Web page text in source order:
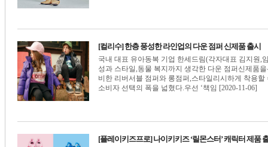
[컬리수] 한층 풍성한 라인업의 다운 점퍼 신제품 출시
국내 대표 유아동복 기업 한세드림(각자대표 김지원,
성과 스타일,동물 복지까지 생각한 다운 점퍼신제품
비한 리버서블 점퍼와 롱점퍼,스타일리시하게 착용
소비자 선택의 폭을 넓혔다.우선 ‘책임 [2020-11-06]
[플레이키즈프로] 나이키키즈 ‘릴몬스터’ 캐릭터 제품